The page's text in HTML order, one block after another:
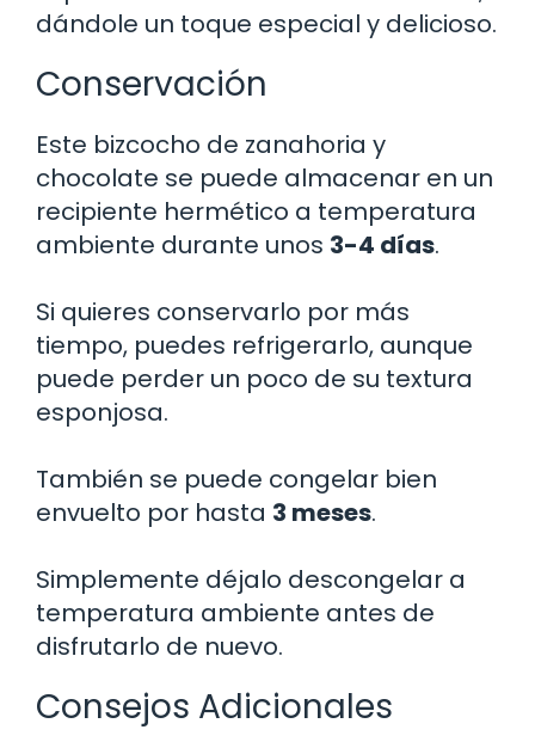
dándole un toque especial y delicioso.
Conservación
Este bizcocho de zanahoria y
chocolate se puede almacenar en un
recipiente hermético a temperatura
ambiente durante unos 3-4 días.
Si quieres conservarlo por más
tiempo, puedes refrigerarlo, aunque
puede perder un poco de su textura
esponjosa.
También se puede congelar bien
envuelto por hasta 3 meses.
Simplemente déjalo descongelar a
temperatura ambiente antes de
disfrutarlo de nuevo.
Consejos Adicionales